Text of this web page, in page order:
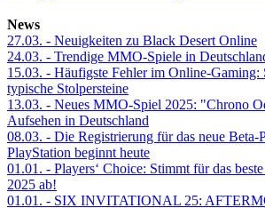
News
27.03. - Neuigkeiten zu Black Desert Online
24.03. - Trendige MMO-Spiele in
15.03. - Häufigste Fehler im Online-Gaming:
typische Stolpersteine
13.03. - Neues MMO-Spiel 2025: "Chrono
Aufsehen in Deutschland
08.03. - Die Registrierung für das neue Beta-
PlayStation beginnt heute
01.01. - Players‘ Choice: Stimmt für das
2025 ab!
01.01. - SIX INVITATIONAL 25: